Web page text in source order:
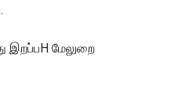
இறப்பH மேலுறை